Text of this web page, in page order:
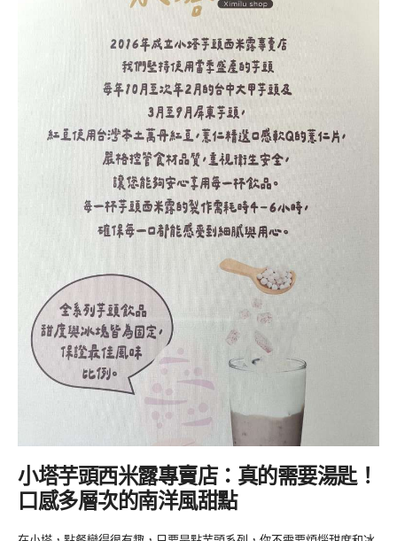
小塔芋頭西米露專賣店： 真的需要湯匙！
口感多層次的南洋風甜點